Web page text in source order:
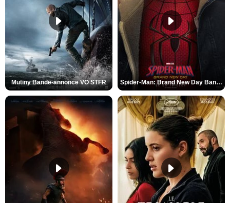
Mutiny Bande-annonce VO STFR Spider-Man: Brand New Day Bande-annonce VO STFR